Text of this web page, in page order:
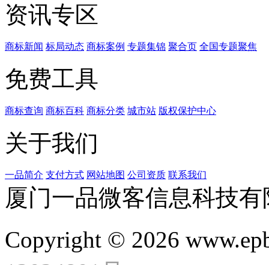
资讯专区
商标新闻 标局动态 商标案例 专题集锦 聚合页 全国专题聚焦
免费工具
商标查询 商标百科 商标分类 城市站 版权保护中心
关于我们
一品简介 支付方式 网站地图 公司资质 联系我们
厦门一品微客信息科技
Copyright © 2026